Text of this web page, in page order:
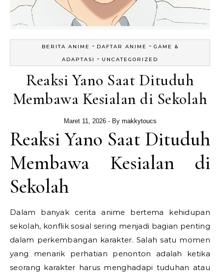
BERITA ANIME - DAFTAR ANIME - GAME &
ADAPTASI
- UNCATEGORIZED
Reaksi Yano Saat Dituduh
Membawa Kesialan di Sekolah
Maret 11, 2026 - By makkytoucs
Reaksi Yano Saat Dituduh
Membawa Kesialan di
Sekolah
Dalam banyak cerita anime bertema kehidupan
sekolah, konflik sosial sering menjadi bagian penting
dalam perkembangan karakter. Salah satu momen
yang menarik perhatian penonton adalah ketika
seorang karakter harus menghadapi tuduhan atau